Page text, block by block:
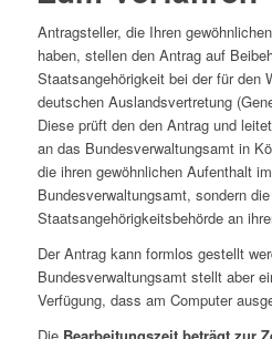
Antragsteller, die Ihren
haben, stellen den Antrag auf
Staatsangehörigkeit bei der für den
deutschen Auslandsvertretung
Diese prüft den den Antrag und
an das Bundesverwaltungsamt in
die ihren gewöhnlichen Aufenthalt
Bundesverwaltungsamt, sondern die
Staatsangehörigkeitsbehörde an
Der Antrag kann formlos gestellt
Bundesverwaltungsamt stellt aber
Verfügung, dass am Computer